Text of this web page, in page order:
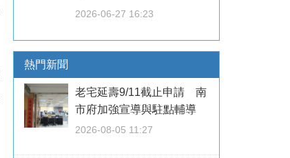
2026-06-27 16:23
熱門新聞
老宅延壽9/11截止申請 南
市府加強宣導與駐點輔導
2026-08-05 11:27